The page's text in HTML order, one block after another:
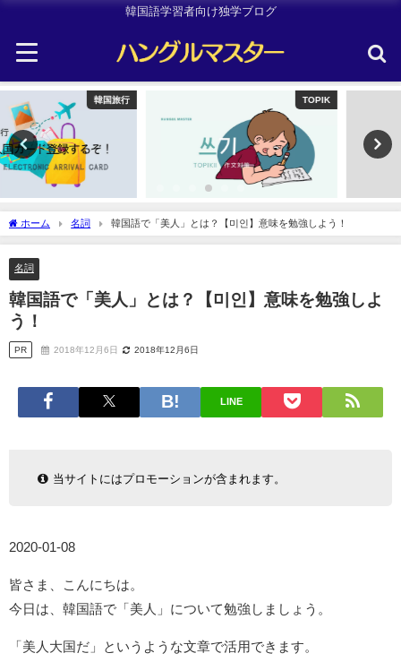
韓国語学習者向け独学ブログ
Uncategorized
ホーム 名詞 韓国語で「美人」とは？【미인】意味を勉強しよう！
名詞
韓国語で「美人」とは？【미인】意味を勉強しよ
う！
PR 2018年12月6日 2018年12月6日
LINE
当サイトにはプロモーションが含まれます。
2020-01-08
皆さま、こんにちは。
今日は、韓国語で「美人」について勉強しましょう。
「美人大国だ」というような文章で活用できます。